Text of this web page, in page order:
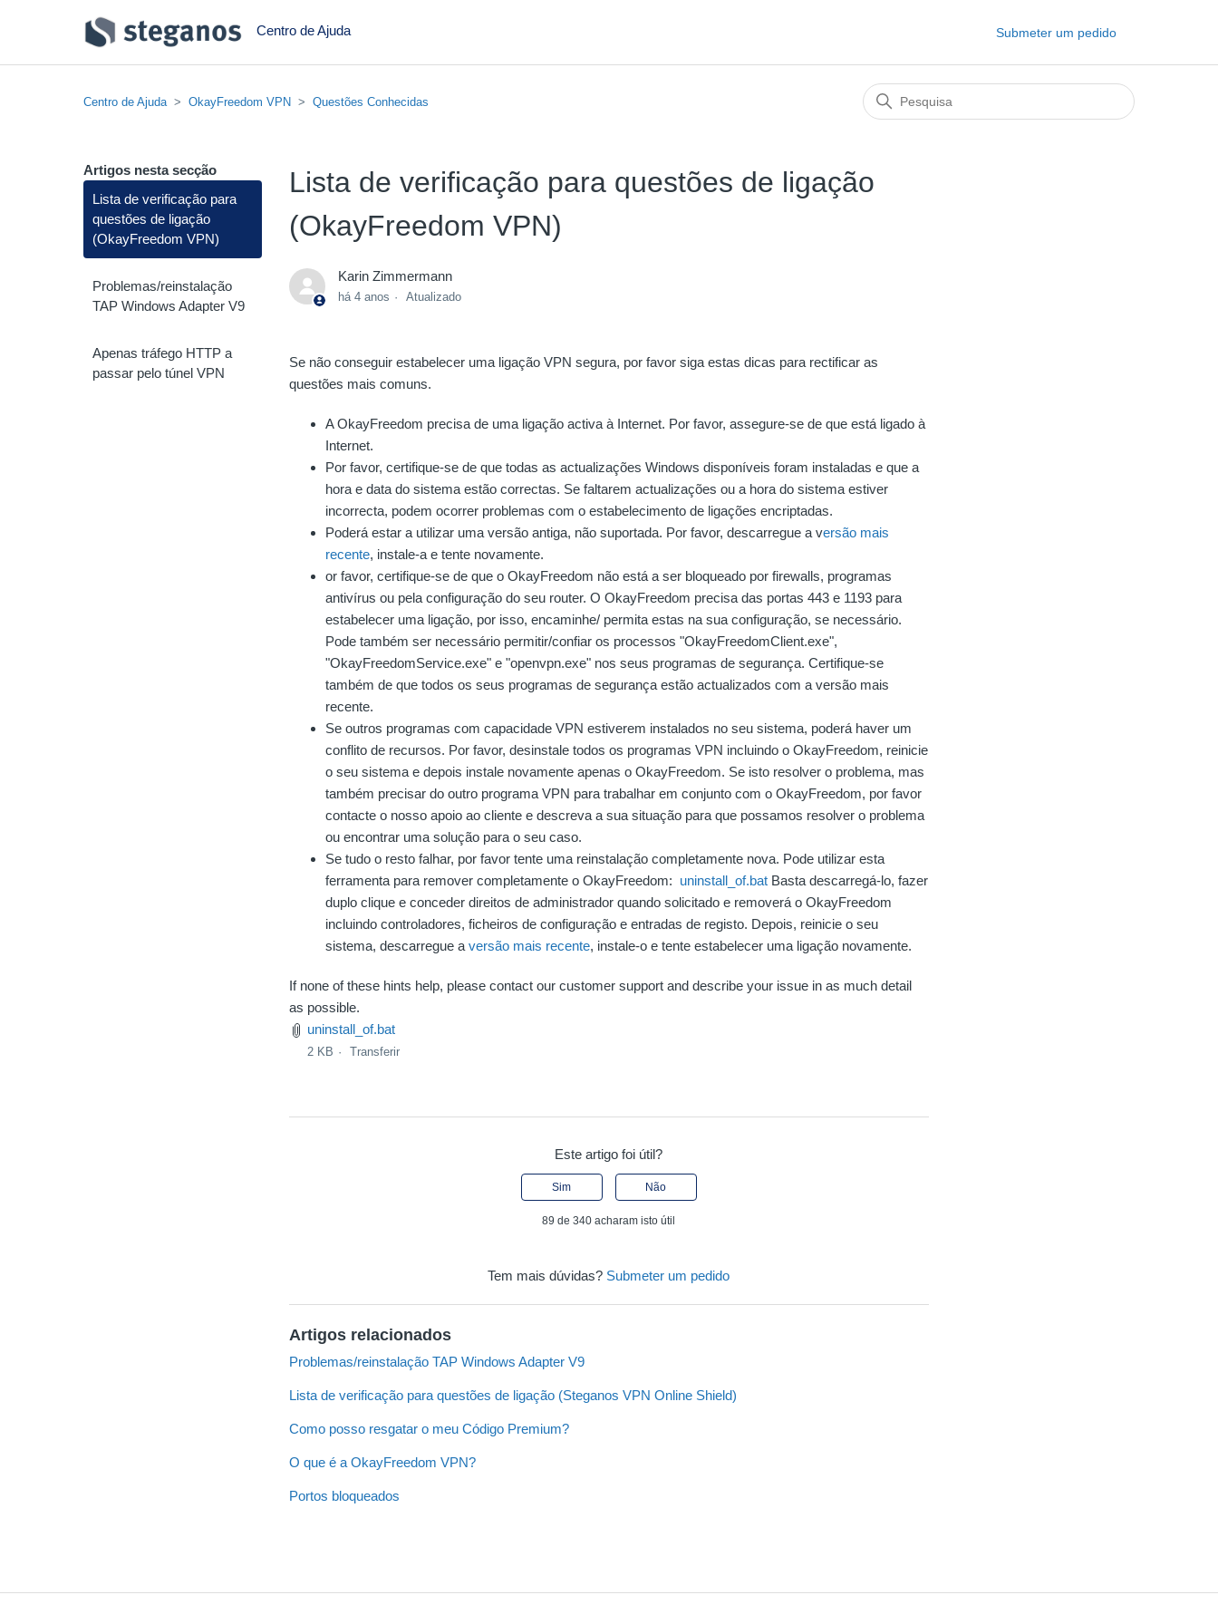
Centro de Ajuda Submeter um pedido
Centro de Ajuda OkayFreedom VPN Questões Conhecidas
Artigos nesta secção
Lista de verificação para
questões de ligação
(OkayFreedom VPN)
Problemas/reinstalação
TAP Windows Adapter V9
Apenas tráfego HTTP a
passar pelo túnel VPN
Lista de verificação para questões de ligação
(OkayFreedom VPN)
Karin Zimmermann
há 4 anos Atualizado
Se não conseguir estabelecer uma ligação VPN segura, por favor siga estas dicas para rectificar as
questões mais comuns.
A OkayFreedom precisa de uma ligação activa à Internet. Por favor, assegure-se de que está ligado à
Internet.
Por favor, certifique-se de que todas as actualizações Windows disponíveis foram instaladas e que a
hora e data do sistema estão correctas. Se faltarem actualizações ou a hora do sistema estiver
incorrecta, podem ocorrer problemas com o estabelecimento de ligações encriptadas.
Poderá estar a utilizar uma versão antiga, não suportada. Por favor, descarregue a versão mais
recente, instale-a e tente novamente.
or favor, certifique-se de que o OkayFreedom não está a ser bloqueado por firewalls, programas
antivírus ou pela configuração do seu router. O OkayFreedom precisa das portas 443 e 1193 para
estabelecer uma ligação, por isso, encaminhe/ permita estas na sua configuração, se necessário.
Pode também ser necessário permitir/confiar os processos "OkayFreedomClient.exe",
"OkayFreedomService.exe" e "openvpn.exe" nos seus programas de segurança. Certifique-se
também de que todos os seus programas de segurança estão actualizados com a versão mais
recente.
Se outros programas com capacidade VPN estiverem instalados no seu sistema, poderá haver um
conflito de recursos. Por favor, desinstale todos os programas VPN incluindo o OkayFreedom, reinicie
o seu sistema e depois instale novamente apenas o OkayFreedom. Se isto resolver o problema, mas
também precisar do outro programa VPN para trabalhar em conjunto com o OkayFreedom, por favor
contacte o nosso apoio ao cliente e descreva a sua situação para que possamos resolver o problema
ou encontrar uma solução para o seu caso.
Se tudo o resto falhar, por favor tente uma reinstalação completamente nova. Pode utilizar esta
ferramenta para remover completamente o OkayFreedom: uninstall_of.bat Basta descarregá-lo, fazer
duplo clique e conceder direitos de administrador quando solicitado e removerá o OkayFreedom
incluindo controladores, ficheiros de configuração e entradas de registo. Depois, reinicie o seu
sistema, descarregue aversão mais recente, instale-o e tente estabelecer uma ligação novamente.
If none of these hints help, please contact our customer support and describe your issue in as much detail
as possible.
uninstall_of.bat
2 KB Transferir
Este artigo foi útil?
Sim Não
89 de 340 acharam isto útil
Tem mais dúvidas? Submeter um pedido
Artigos relacionados
Problemas/reinstalação TAP Windows Adapter V9
Lista de verificação para questões de ligação (Steganos VPN Online Shield)
Como posso resgatar o meu Código Premium?
O que é a OkayFreedom VPN?
Portos bloqueados